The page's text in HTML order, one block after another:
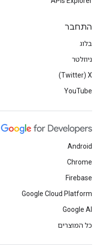
התחבר
בלוג
ניוזלטר
X‏ (Twitter)
YouTube
Android
Chrome
Firebase
Google Cloud Platform
Google AI
כל המוצרים